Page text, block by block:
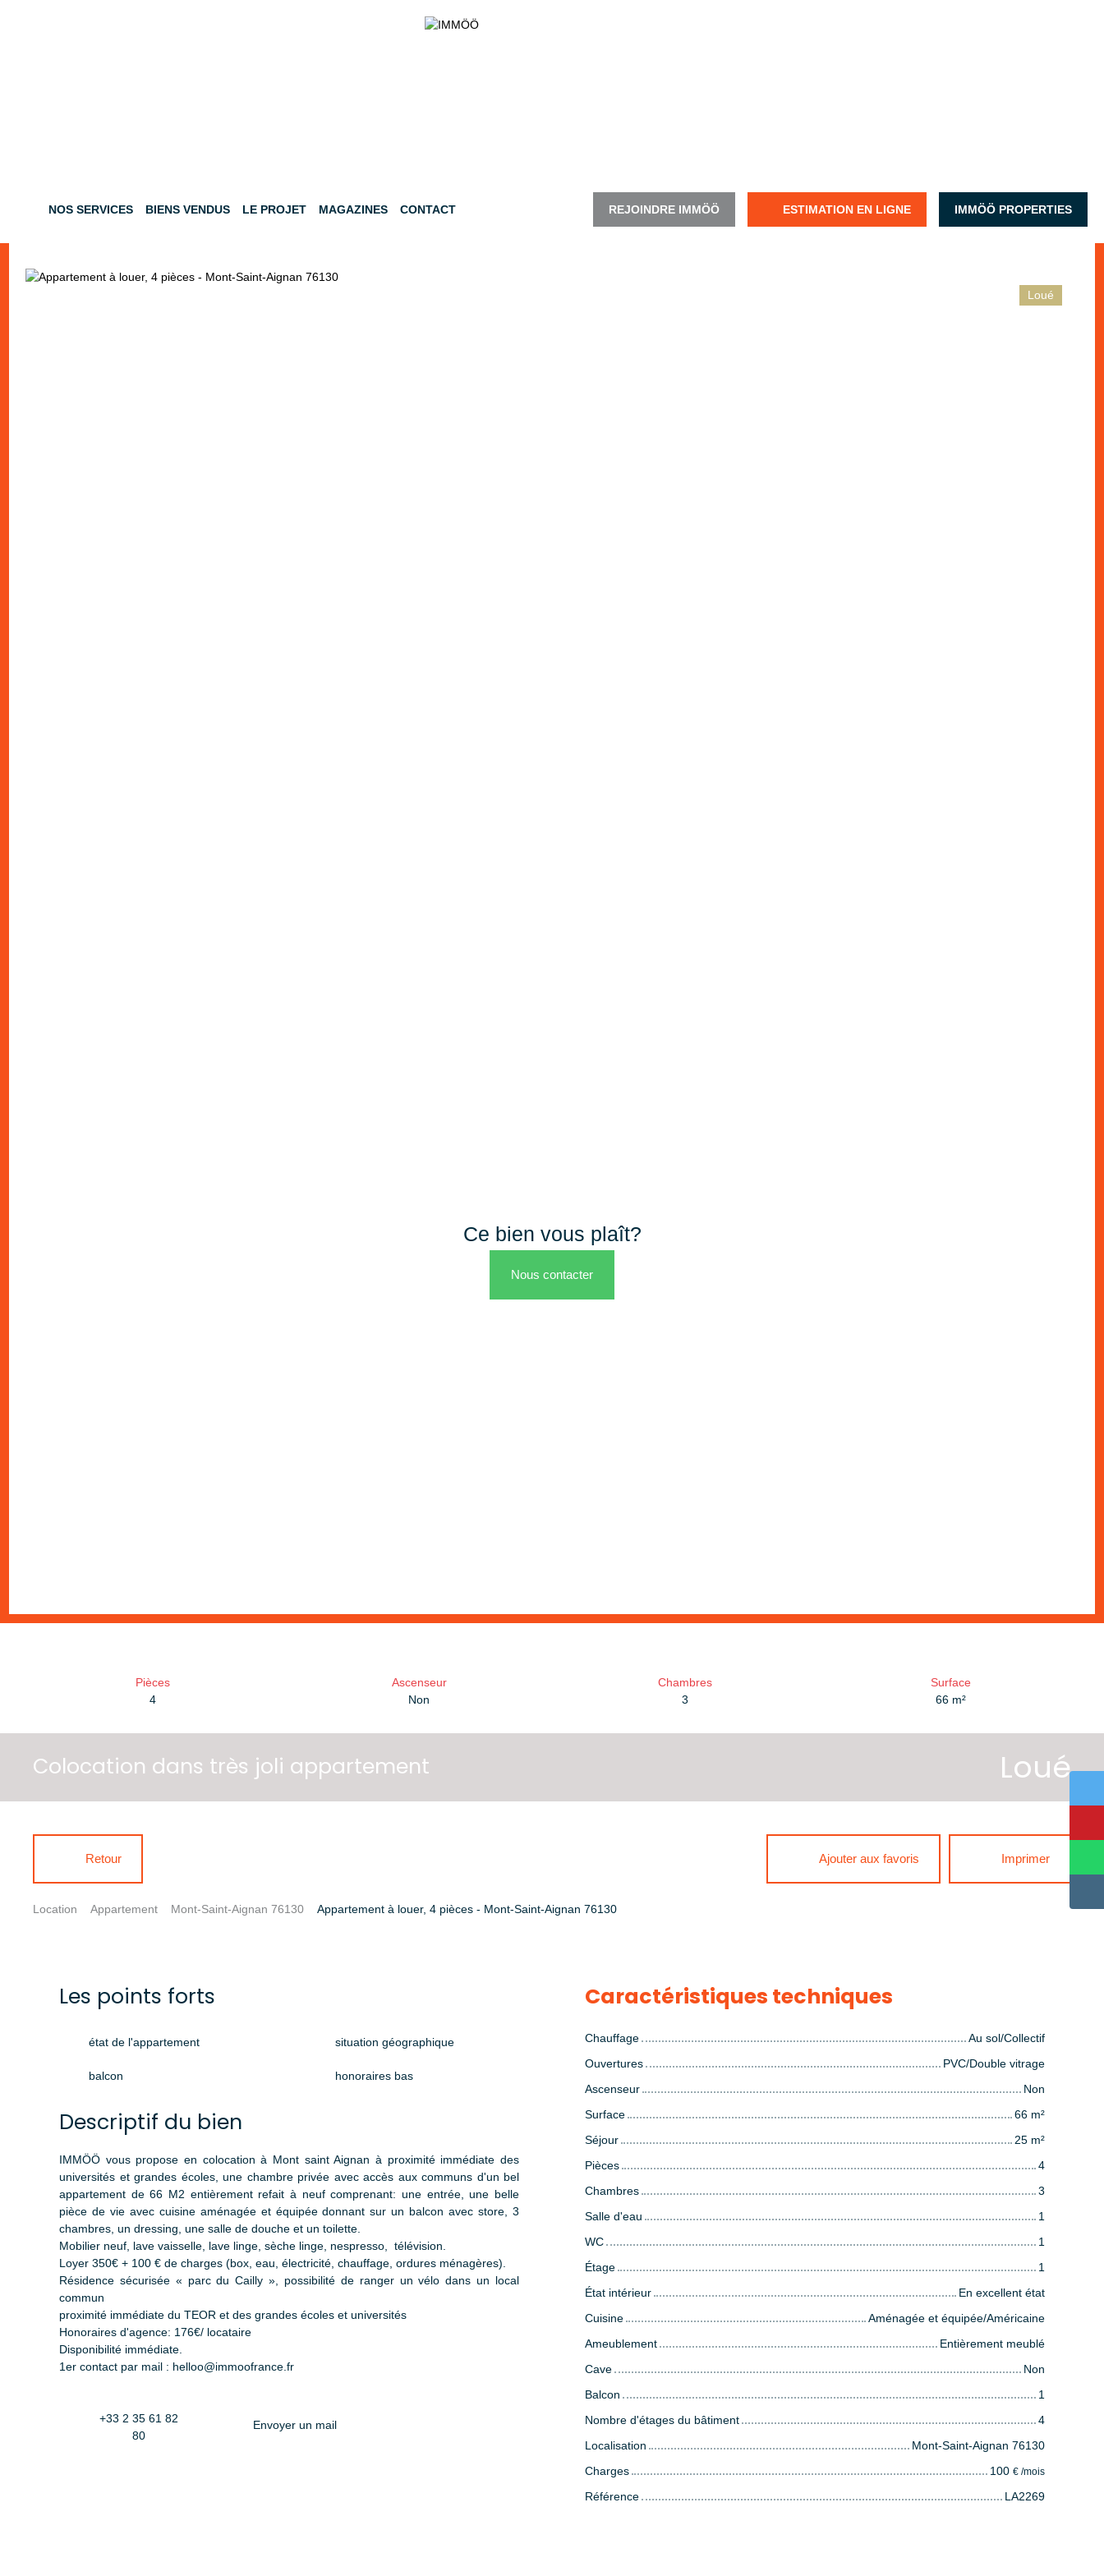
NOS SERVICES BIENS VENDUS LE PROJET MAGAZINES CONTACT REJOINDRE IMMÖÖ ESTIMATION EN LIGNE IMMÖÖ PROPERTIES
Loué
Ce bien vous plaît?
Nous contacter
Pièces
4
Ascenseur
Non
Chambres
3
Surface
66 m²
Colocation dans très joli appartement Loué
Retour Ajouter aux favoris Imprimer
Location Appartement Mont-Saint-Aignan 76130 Appartement à louer, 4 pièces - Mont-Saint-Aignan 76130
Les points forts
état de l'appartement situation géographique
balcon honoraires bas
Descriptif du bien
IMMÖÖ vous propose en colocation à Mont saint Aignan à proximité immédiate des
universités et grandes écoles, une chambre privée avec accès aux communs d'un bel
appartement de 66 M2 entièrement refait à neuf comprenant: une entrée, une belle
pièce de vie avec cuisine aménagée et équipée donnant sur un balcon avec store, 3
chambres, un dressing, une salle de douche et un toilette.
Mobilier neuf, lave vaisselle, lave linge, sèche linge, nespresso, télévision.
Loyer 350€ + 100 € de charges (box, eau, électricité, chauffage, ordures ménagères).
Résidence sécurisée « parc du Cailly », possibilité de ranger un vélo dans un local
commun
proximité immédiate du TEOR et des grandes écoles et universités
Honoraires d'agence: 176€/ locataire
Disponibilité immédiate.
1er contact par mail : helloo@immoofrance.fr
+33 2 35 61 82
80
Envoyer un mail
Caractéristiques techniques
Chauffage
Au sol/Collectif
Ouvertures
PVC/Double vitrage
Ascenseur
Non
Surface
66 m²
Séjour
25 m²
Pièces
4
Chambres
3
Salle d'eau
1
WC
1
Étage
1
État intérieur
En excellent état
Cuisine
Aménagée et équipée/Américaine
Ameublement
Entièrement meublé
Cave
Non
Balcon
1
Nombre d'étages du bâtiment
4
Localisation
Mont-Saint-Aignan 76130
Charges
100 € /mois
Référence LA2269